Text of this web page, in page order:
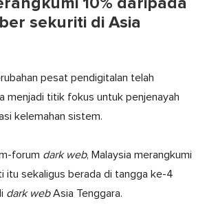
sekuriti di Asia
pesat pendigitalan telah
menjadi titik fokus untuk penjenayah
kelemahan sistem.
forum dark web, Malaysia merangkumi
itu sekaligus berada di tangga ke-4
dark webAsia Tenggara.